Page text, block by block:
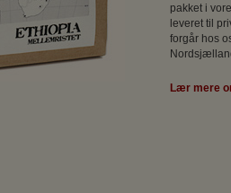
pakket i
leveret til
forgår hos
Lær mere